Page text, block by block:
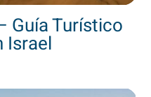
Guía Turístico
Israel